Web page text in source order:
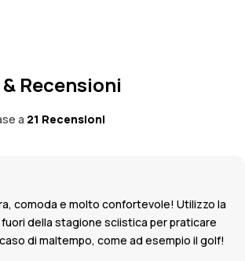
Recensioni
a 21 Recensioni
comoda e molto confortevole! Utilizzo la
della stagione sciistica per praticare
di maltempo, come ad esempio il golf!